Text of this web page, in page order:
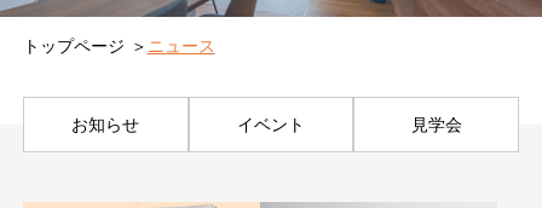
トップページ ニュース
お知らせ イベント 見学会